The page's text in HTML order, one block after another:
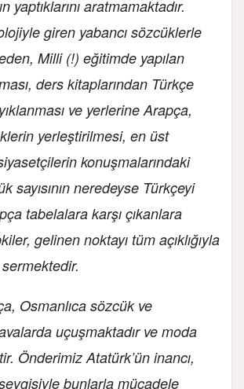
yaptıklarını aratmamaktadır.
giren yabancı sözcüklerle
Milli (!) eğitimde yapılan
ders kitaplarından Türkçe
ve yerlerine Arapça,
yerleştirilmesi, en üst
konuşmalarındaki
sayısının neredeyse Türkçeyi
tabelalara karşı çıkanlara
gelinen noktayı tüm açıklığıyla
Osmanlıca sözcük ve
uçuşmaktadır ve moda
Önderimiz Atatürk’ün inancı,
bunlarla mücadele